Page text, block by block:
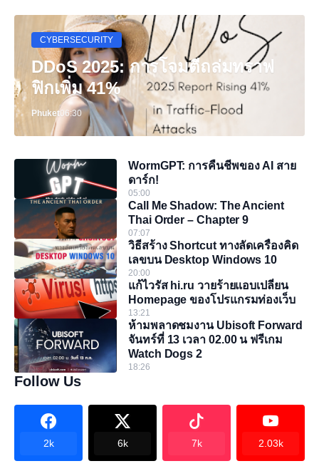
CYBERSECURITY
DDoS 2025: การโจมตีถล่มทราฟ
ฟิกเพิ่ม 41%
Phuket06:30
WormGPT: การคืนชีพของ AI สาย
ดาร์ก!
05:00
Call Me Shadow: The Ancient
Thai Order – Chapter 9
07:07
วิธีสร้าง Shortcut ทางลัดเครื่องคิด
เลขบน Desktop Windows 10
20:00
แก้ไวรัส hi.ru วายร้ายแอบเปลี่ยน
Homepage ของโปรแกรมท่องเว็บ
13:21
ห้ามพลาดชมงาน Ubisoft Forward
จันทร์ที่ 13 เวลา 02.00 น ฟรีเกม
Watch Dogs 2
18:26
Follow Us
2k 6k 7k 2.03k